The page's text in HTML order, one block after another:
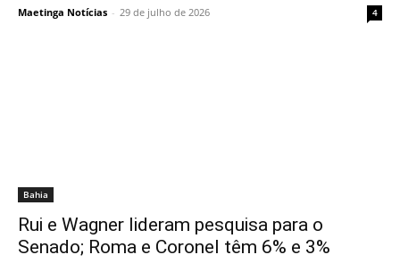
Maetinga Notícias - 29 de julho de 2026 4
Bahia
Rui e Wagner lideram pesquisa para o
Senado; Roma e Coronel têm 6% e 3%